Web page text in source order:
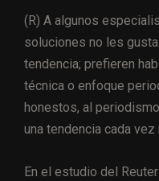
(R) A algunos
soluciones no les
tendencia; prefieren
técnica o enfoque
honestos, al
una tendencia cada
En el estudio del